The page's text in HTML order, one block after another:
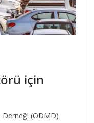
için
(ODMD)